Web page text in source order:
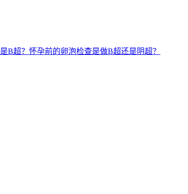
B超？怀孕前的卵泡检查是做B超还是阴超？